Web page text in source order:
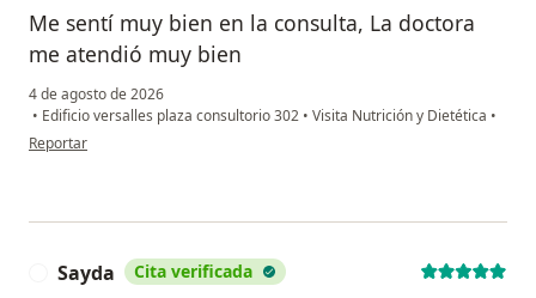
Me sentí muy bien en la consulta, La doctora
me atendió muy bien
4 de agosto de 2026
• Edificio versalles plaza consultorio 302 • Visita Nutrición y Dietética •
en opinión del usuario Martha M Salinas R
Reportar
Sayda Cita verificada